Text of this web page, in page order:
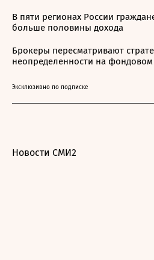
В пяти регионах России
больше половины дохода
Брокеры пересматривают
неопределенности на
Эксклюзивно по подписке
Новости СМИ2